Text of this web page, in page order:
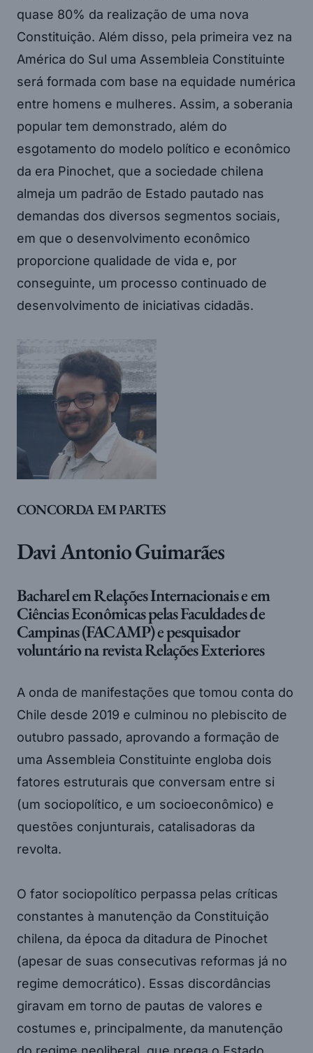
quase 80% da realização de uma nova
Constituição. Além disso, pela primeira vez na
América do Sul uma Assembleia Constituinte
será formada com base na equidade numérica
entre homens e mulheres. Assim, a soberania
popular tem demonstrado, além do
esgotamento do modelo político e econômico
da era Pinochet, que a sociedade chilena
almeja um padrão de Estado pautado nas
demandas dos diversos segmentos sociais,
em que o desenvolvimento econômico
proporcione qualidade de vida e, por
conseguinte, um processo continuado de
desenvolvimento de iniciativas cidadãs.
CONCORDA EM PARTES
Davi Antonio Guimarães
Bacharel em Relações Internacionais e em
Ciências Econômicas pelas Faculdades de
Campinas (FACAMP) e pesquisador
voluntário na revista Relações Exteriores
A onda de manifestações que tomou conta do
Chile desde 2019 e culminou no plebiscito de
outubro passado, aprovando a formação de
uma Assembleia Constituinte engloba dois
fatores estruturais que conversam entre si
(um sociopolítico, e um socioeconômico) e
questões conjunturais, catalisadoras da
revolta.
O fator sociopolítico perpassa pelas críticas
constantes à manutenção da Constituição
chilena, da época da ditadura de Pinochet
(apesar de suas consecutivas reformas já no
regime democrático). Essas discordâncias
giravam em torno de pautas de valores e
costumes e, principalmente, da manutenção